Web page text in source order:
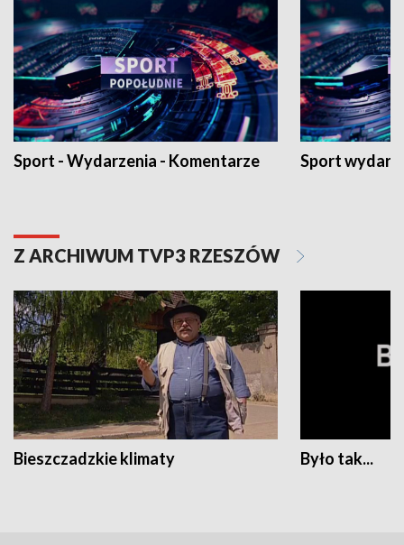
Sport - Wydarzenia - Komentarze Sport
Z ARCHIWUM TVP3 RZESZÓW
Bieszczadzkie klimaty Było tak...